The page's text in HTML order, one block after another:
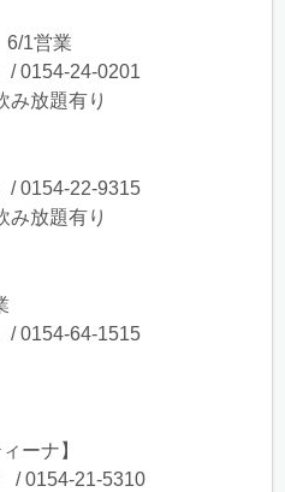
6/1営業
/ 0154-24-0201
み放題有り
/ 0154-22-9315
み放題有り
/ 0154-64-1515
ーナ】
/ 0154-21-5310